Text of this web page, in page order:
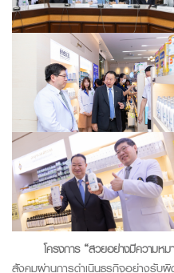
โครงการ “สวยอย่างมีความหม
สังคมผ่านการดำเนินธุรกิจอย่างรับ